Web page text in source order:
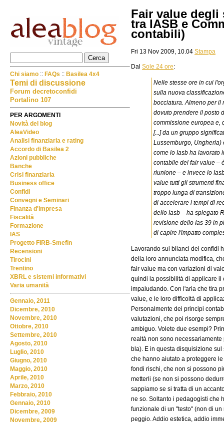
Fair value degli
tra IASB e
contabili)
Fri 13 Nov 2009, 10.04 Stampa
Dal Sole 24 ore:
Nelle stesse ore in cui
sulla nuova
bocciatura. Almeno per il
dovuto prendere il posto
commissione europea e,
[...] da un gruppo
Lussemburgo, Ungheria)
come lo Iasb ha lavorato
contabile del fair value –
riunione – e invece lo
value tutti gli strumenti
troppo lunga di
di accelerare i tempi di
dello Iasb – ha spiegato
revisione dello Ias 39 in
di capire l'impatto
Lavorando sui bilanci dei confidi
della loro annunciata modifica,
fair value ma con variazioni di
quindi la possibilità di applicare il
impaludando. Con l'aria che tira
value, e le loro difficoltà di
Personalmente dei principi
valutazioni, che poi risorge
ambiguo. Volete due esempi?
realtà non sono
bla). E in questa disquisizione
che hanno aiutato a proteggere
fondi rischi, che non si possono
metterli (se non si possono
sappiamo se si tratta di un
ne so. Soltanto i pedagogisti che
funzionale di un "testo" (non di
peggio. Addio estetica, addio
Chi siamo :: FAQs :: Basilea 4x4
Temi di discussione
Forum decretoconfidi
Portalino 107
PER ARGOMENTI
Novità del blog
AleaVideo
Analisi finanziaria e rating
Accordo di Basilea 2
Azioni pubbliche
Banche
Crisi finanziaria
Business office
Confidi
Convegni e Seminari
Finanza d'impresa
Fiscalità
Formazione
IAS
Progetto FIRB-Smefin
Recensioni
Tirocini
Trentino
XBRL e sistemi informativi
Varia umanità
Gennaio, 2011
Dicembre, 2010
Novembre, 2010
Ottobre, 2010
Settembre, 2010
Agosto, 2010
Luglio, 2010
Giugno, 2010
Maggio, 2010
Aprile, 2010
Marzo, 2010
Febbraio, 2010
Gennaio, 2010
Dicembre, 2009
Novembre, 2009